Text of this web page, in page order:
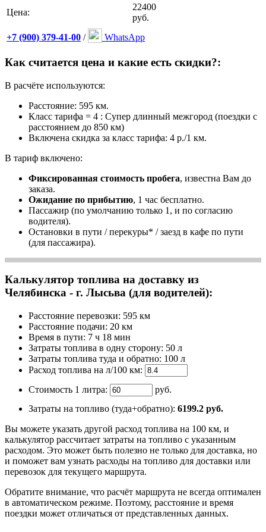
Цена:
22400
руб.
+7 (900) 379-41-00 / WhatsApp
Как считается цена и какие есть скидки?:
В расчёте используются:
Расстояние: 595 км.
Класс тарифа = 4 : Супер длинный межгород (поездки с
расстоянием до 850 км)
Включена скидка за класс тарифа: 4 р./1 км.
В тариф включено:
Фиксированная стоимость пробега, известна Вам до
заказа.
Ожидание по прибытию, 1 час бесплатно.
Пассажир (по умолчанию только 1, и по согласию
водителя).
Остановки в пути / перекуры* / заезд в кафе по пути
(для пассажира).
Калькулятор топлива на доставку из
Челябинска - г. Лысьва (для водителей):
Расстояние перевозки: 595 км
Расстояние подачи: 20 км
Время в пути: 7 ч 18 мин
Затраты топлива в одну сторону: 50 л
Затраты топлива туда и обратно: 100 л
Расход топлива на л/100 км:
Стоимость 1 литра:
руб.
Затраты на топливо (туда+обратно): 6199.2 руб.
Вы можете указать другой расход топлива на 100 км, и
калькулятор рассчитает затраты на топливо с указанным
расходом. Это может быть полезно не только для доставка, но
и поможет вам узнать расходы на топливо для доставки или
перевозок для текущего маршрута.
Обратите внимание, что расчёт маршрута не всегда оптимален
в автоматическом режиме. Поэтому, расстояние и время
поездки может отличаться от представленных данных.